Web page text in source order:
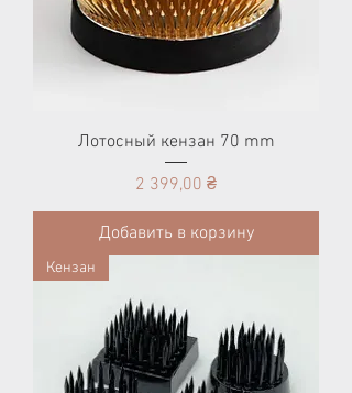
Лотосный кензан 70 mm
Цена
2 399,00 ₴
Добавить в корзину
Кензан